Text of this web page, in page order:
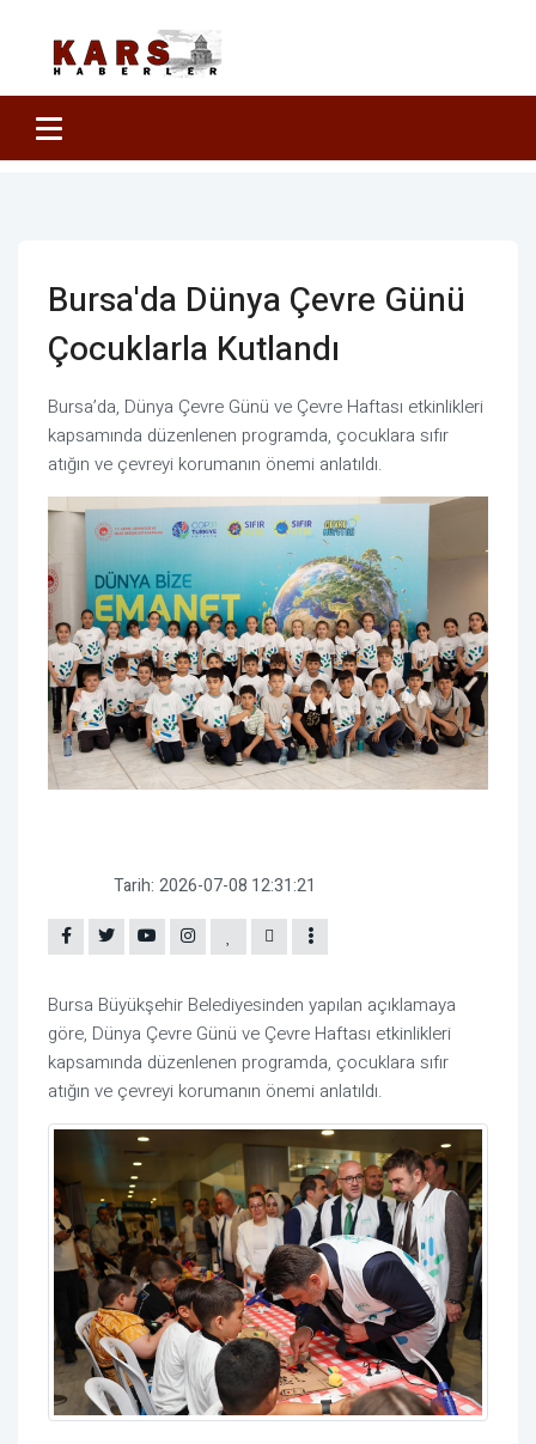
Bursa'da Dünya Çevre Günü
Çocuklarla Kutlandı
Bursa’da, Dünya Çevre Günü ve Çevre Haftası etkinlikleri
kapsamında düzenlenen programda, çocuklara sıfır
atığın ve çevreyi korumanın önemi anlatıldı.
Tarih: 2026-07-08 12:31:21
Bursa Büyükşehir Belediyesinden yapılan açıklamaya
göre, Dünya Çevre Günü ve Çevre Haftası etkinlikleri
kapsamında düzenlenen programda, çocuklara sıfır
atığın ve çevreyi korumanın önemi anlatıldı.